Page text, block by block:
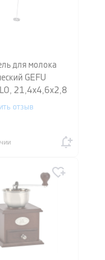
для молока
GEFU
21,4x4,6x2,8
отзыв